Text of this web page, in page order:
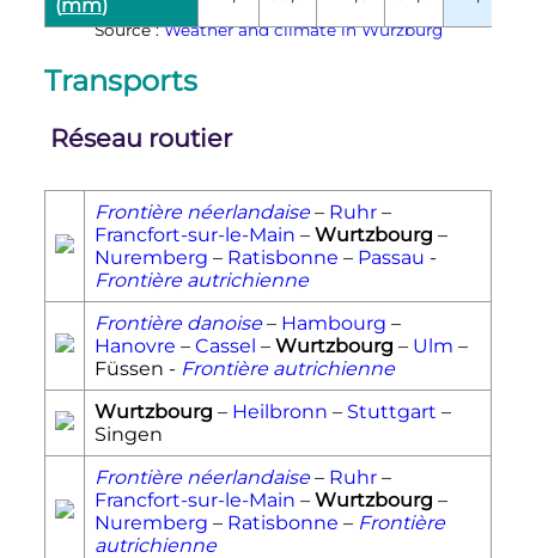
(mm)
Source :Weather and climate in Würzburg
Transports
Réseau routier
Frontière néerlandaise– Ruhr –
Francfort-sur-le-Main – Wurtzbourg –
Nuremberg – Ratisbonne – Passau -
Frontière autrichienne
Frontière danoise– Hambourg –
Hanovre – Cassel – Wurtzbourg – Ulm –
Füssen - Frontière autrichienne
Wurtzbourg – Heilbronn – Stuttgart –
Singen
Frontière néerlandaise– Ruhr –
Francfort-sur-le-Main – Wurtzbourg –
Nuremberg – Ratisbonne – Frontière
autrichienne